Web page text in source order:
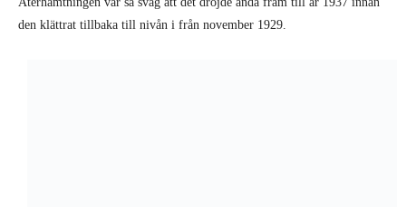
den klättrat tillbaka till nivån i från november 1929.